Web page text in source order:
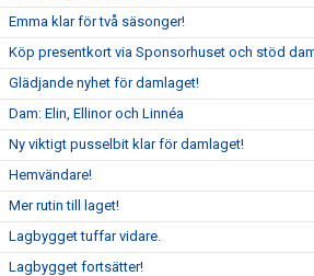
Emma klar för två säsonger!
Köp presentkort via Sponsorhuset och stöd
Glädjande nyhet för damlaget!
Dam: Elin, Ellinor och Linnéa
Ny viktigt pusselbit klar för damlaget!
Hemvändare!
Mer rutin till laget!
Lagbygget tuffar vidare.
Lagbygget fortsätter!